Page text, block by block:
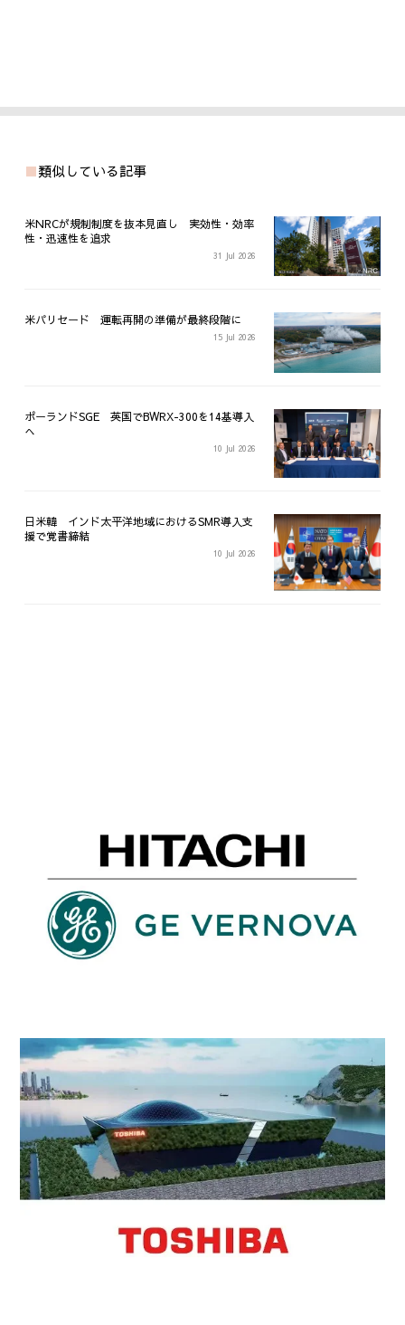
類似している記事
米NRCが規制制度を抜本見直し 実効性・効率
性・迅速性を追求
31 Jul 2026
米パリセード 運転再開の準備が最終段階に
15 Jul 2026
ポーランドSGE 英国でBWRX-300を14基導入
へ
10 Jul 2026
日米韓 インド太平洋地域におけるSMR導入支
援で覚書締結
10 Jul 2026